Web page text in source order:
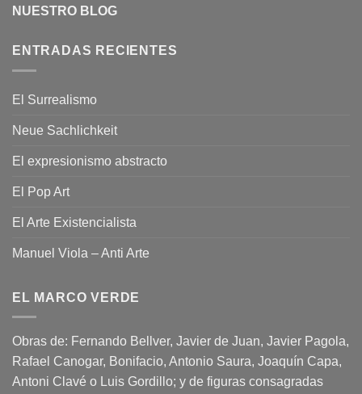
NUESTRO BLOG
ENTRADAS RECIENTES
El Surrealismo
Neue Sachlichkeit
El expresionismo abstracto
El Pop Art
El Arte Existencialista
Manuel Viola – Anti Arte
EL MARCO VERDE
Obras de: Fernando Bellver, Javier de Juan, Javier Pagola,
Rafael Canogar, Bonifacio, Antonio Saura, Joaquín Capa,
Antoni Clavé o Luis Gordillo; y de figuras consagradas